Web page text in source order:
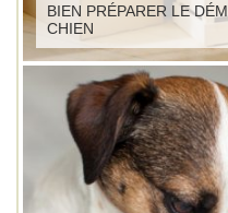
BIEN PRÉPARER LE
CHIEN